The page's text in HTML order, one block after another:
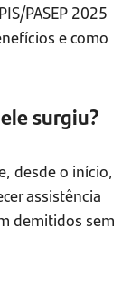
PASEP 2025
e como
surgiu?
desde o início,
assistência
demitidos sem